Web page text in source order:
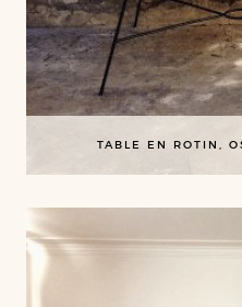
TABLE EN ROTIN,